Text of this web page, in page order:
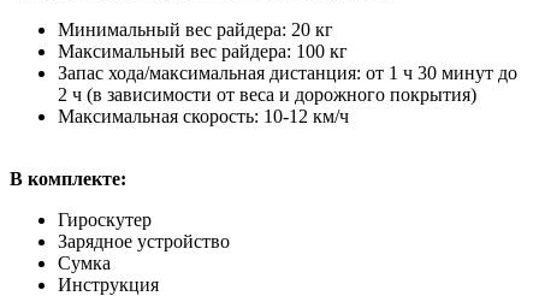
Минимальный вес райдера: 20 кг
Максимальный вес райдера: 100 кг
Запас хода/максимальная дистанция: от 1 ч 30 минут до
2 ч (в зависимости от веса и дорожного покрытия)
Максимальная скорость: 10-12 км/ч
В комплекте:
Гироскутер
Зарядное устройство
Сумка
Инструкция